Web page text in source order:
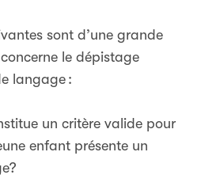
sont d’une grande
le dépistage
langage :
un critère valide pour
enfant présente un